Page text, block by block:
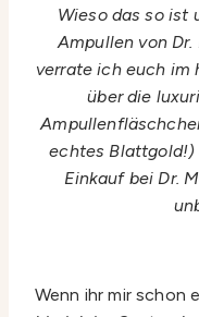
Wieso das so ist
Ampullen von
verrate ich euch im
über die
echtes Blattgold!)
Einkauf bei Dr.
Wenn ihr mir schon